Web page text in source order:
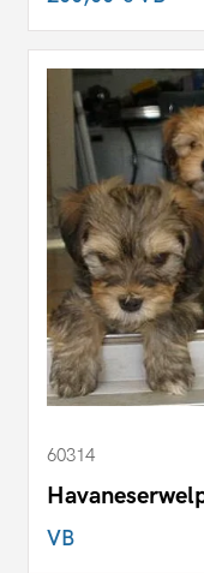
60314
VB